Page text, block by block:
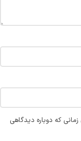
که دوباره دیدگاهی